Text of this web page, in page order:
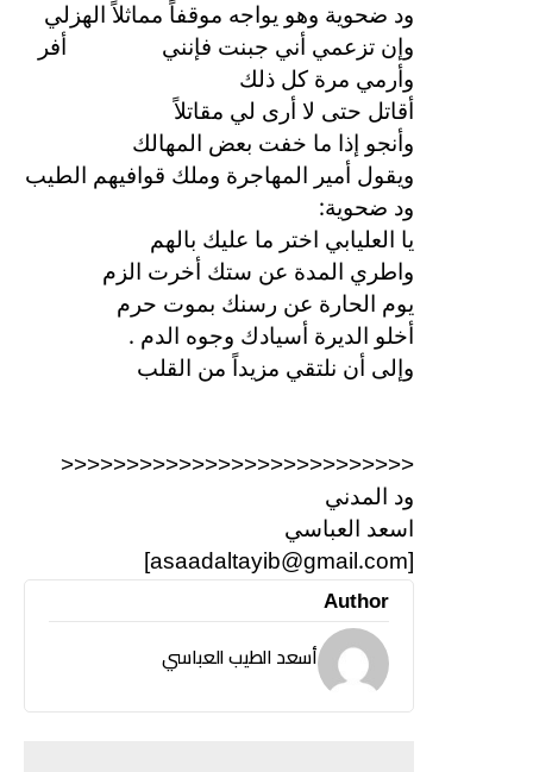
ود ضحوية وهو يواجه موقفاً مماثلاً الهزلي
وإن تزعمي أني جبنت فإنني
أفر
وأرمي مرة كل ذلك
أقاتل حتى لا أرى لي مقاتلاً
وأنجو إذا ما خفت بعض المهالك
ويقول أمير المهاجرة وملك قوافيهم الطيب
ود ضحوية:
يا العليابي اختر ما عليك بالهم
واطري المدة عن ستك أخرت الزم
يوم الحارة عن رسنك بموت حرم
أخلو الديرة أسيادك وجوه الدم .
وإلى أن نلتقي مزيداً من القلب
<<<<<<<<<<<<<<<<<<<<<<<<<<<
ود المدني
اسعد العباسي
[asaadaltayib@gmail.com]
Author
أسعد الطيب العباسي